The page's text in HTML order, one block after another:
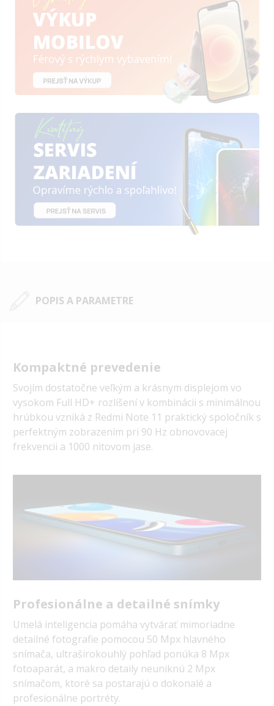
POPIS A PARAMETRE
Kompaktné prevedenie
Svojím dostatočne veľkým a krásnym displejom vo
vysokom Full HD+ rozlíšení v kombinácii s minimálnou
hrúbkou vzniká z Redmi Note 11 praktický spoločník s
perfektným zobrazením pri 90 Hz obnovovacej
frekvencii a 1000 nitovom jase.
Profesionálne a detailné snímky
Umelá inteligencia pomáha vytvárať mimoriadne
detailné fotografie pomocou 50 Mpx hlavného
snímača, ultraširokouhlý pohľad ponúka 8 Mpx
fotoaparát, a makro detaily neuniknú 2 Mpx
snímačom, ktoré sa postarajú o dokonalé a
profesionálne portréty.